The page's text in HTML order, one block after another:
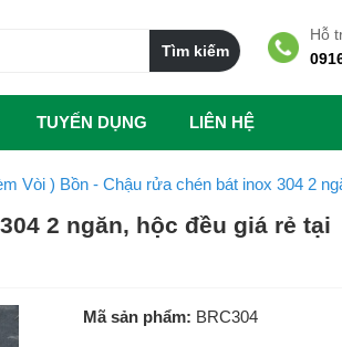
Hỗ
TUYẾN DỤNG LIÊN HỆ
Vòi ) Bồn - Chậu rửa chén bát inox 304 2
2 ngăn, hộc đều giá rẻ tại
Mã sản phẩm: BRC304